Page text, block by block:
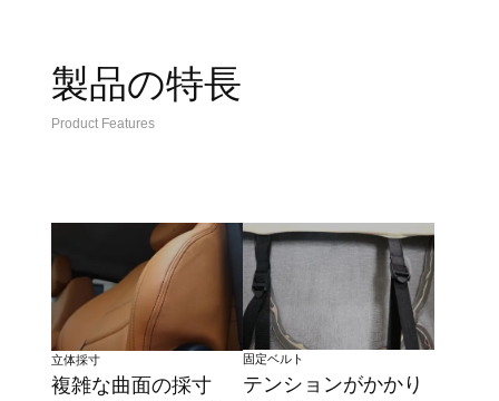
製品の特長
Product Features
立体採寸
複雑な曲面の採寸
固定ベルト
テンションがかかり